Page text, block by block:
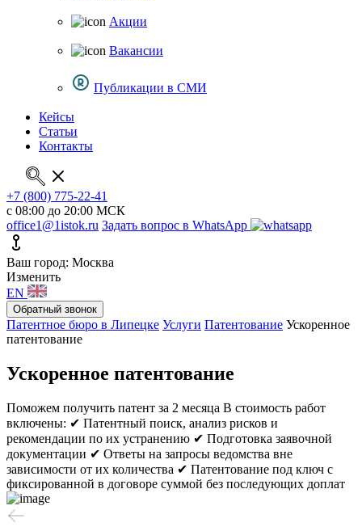
Акции
Вакансии
Публикации в СМИ
Кейсы
Статьи
Контакты
+7 (800) 775-22-41
с 08:00 до 20:00 МСК
office1@1istok.ru Задать вопрос в WhatsApp
Ваш город: Москва
Изменить
EN
Обратный звонок
Патентное бюро в Липецке Услуги Патентование Ускоренное
патентование
Ускоренное патентование
Поможем получить патент за 2 месяца В стоимость работ
включены: ✔ Патентный поиск, анализ рисков и
рекомендации по их устранению ✔ Подготовка заявочной
документации ✔ Ответы на запросы ведомства вне
зависимости от их количества ✔ Патентование под ключ с
фиксированной в договоре суммой без последующих доплат